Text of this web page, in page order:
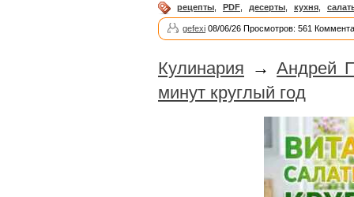
рецепты PDF десерты кухня
gefexi 08/06/26 Просмотров: 561
Кулинария →Андрей
минут круглый год